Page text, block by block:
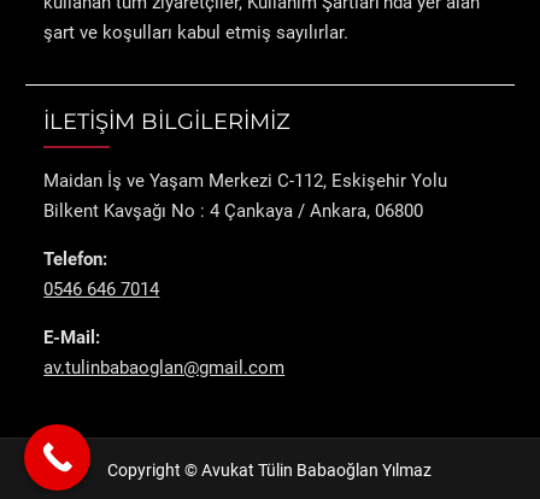
şart ve koşulları kabul etmiş sayılırlar.
İLETİŞİM BİLGİLERİMİZ
Maidan İş ve Yaşam Merkezi C-112, Eskişehir Yolu
Bilkent Kavşağı No : 4 Çankaya / Ankara, 06800
Telefon:
0546 646 7014
E-Mail:
av.tulinbabaoglan@gmail.com
Copyright © Avukat Tülin Babaoğlan Yılmaz